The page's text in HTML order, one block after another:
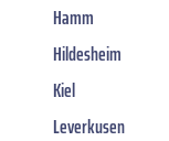
Hamm
Hildesheim
Kiel
Leverkusen